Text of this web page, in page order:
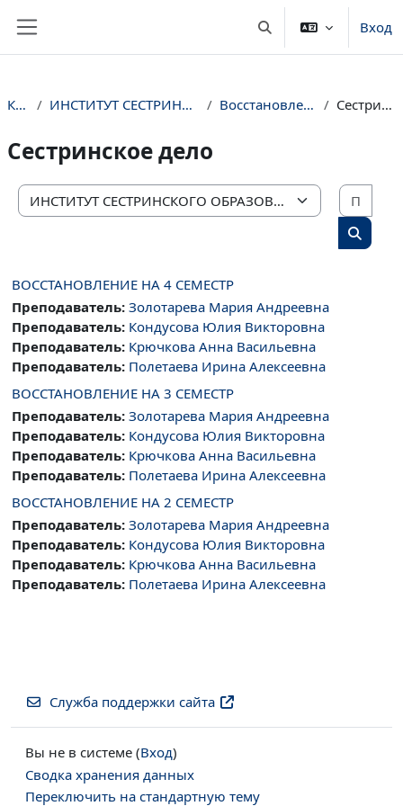
Изменить данныеВход
Курсы ИНСТИТУТ СЕСТРИНСКОГО ОБРАЗОВАНИЯ Восстановленные студенты Сестринское дело
Сестринское дело
Категории курсов
Поиск
ВОССТАНОВЛЕНИЕ НА 4 СЕМЕСТР
Преподаватель: Золотарева Мария Андреевна
Преподаватель: Кондусова Юлия Викторовна
Преподаватель: Крючкова Анна Васильевна
Преподаватель: Полетаева Ирина Алексеевна
ВОССТАНОВЛЕНИЕ НА 3 СЕМЕСТР
Преподаватель: Золотарева Мария Андреевна
Преподаватель: Кондусова Юлия Викторовна
Преподаватель: Крючкова Анна Васильевна
Преподаватель: Полетаева Ирина Алексеевна
ВОССТАНОВЛЕНИЕ НА 2 СЕМЕСТР
Преподаватель: Золотарева Мария Андреевна
Преподаватель: Кондусова Юлия Викторовна
Преподаватель: Крючкова Анна Васильевна
Преподаватель: Полетаева Ирина Алексеевна
Служба поддержки сайта
Вы не в системе (Вход)
Сводка хранения данных
Переключить на стандартную тему